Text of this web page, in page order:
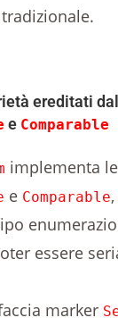
ereditati
e Comparable
implementa
e Comparable
essere
marker